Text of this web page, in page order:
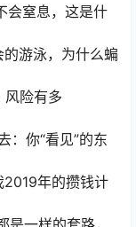
会窒息，这是什
游泳，为什么蝙
险有多
你“看见”的东
年的攒钱计